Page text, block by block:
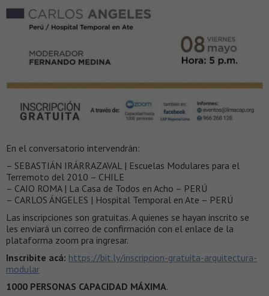
En el conversatorio intervendrán:
– SEBASTIÁN IRÁRRAZAVAL | Escuelas Modulares para el
Terremoto del 2010 – CHILE
– CAIO ROMA | La Casa de Todos en Acho – PERÚ
– CARLOS ÁNGELES | Hospital Temporal en Ate – PERÚ
Las inscripciones son gratuitas. A quienes se hayan inscrito se
les enviará un correo de confirmación con el enlace de la
plataforma zoom pra ingresar.
Inscribite acá: https://bit.ly/inscripcion-gratuita-arquitectura-
modular
1000 PERSONAS CAPACIDAD MÁXIMA.